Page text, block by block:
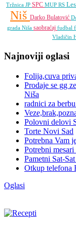
Tržnica JP SPC MUP RS
Niš Darko Bulatović
grada Niša saobraćaj fudbal
Vladičin
Najnoviji oglasi
Folija,cuva
Prodaje se gg
Niša
radnici za
Polovni delovi
Torte Novi Sad
Potrebna Vam
Potrebni
Pametni Sat-
Otkup telefona
Oglasi